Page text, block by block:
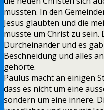
müssten. In den
Jesus glaubten und die
müsste um Christ zu sein.
Durcheinander und es
Beschneidung und alles
gehörte.
Paulus macht an einigen
dass es nicht um eine
sondern um eine innere.